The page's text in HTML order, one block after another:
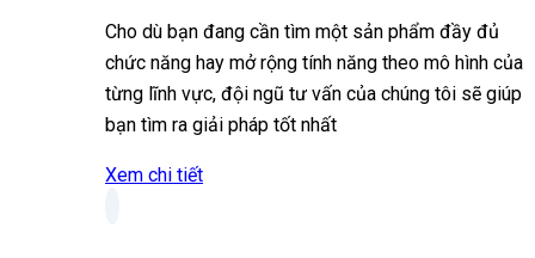
Cho dù bạn đang cần tìm một sản phẩm đầy đủ
chức năng hay mở rộng tính năng theo mô hình của
từng lĩnh vực, đội ngũ tư vấn của chúng tôi sẽ giúp
bạn tìm ra giải pháp tốt nhất
Xem chi tiết